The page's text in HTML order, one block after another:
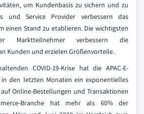
um Kundenbasis zu sichern und zu
und Service Provider verbessern das
einen Stand zu etablieren. Die wichtigsten
Marktteilnehmer verbessern die
Kunden und erzielen Größenvorteile.
COVID-19-Krise hat die APAC-E-
in den letzten Monaten ein exponentielles
Online-Bestellungen und Transaktionen
Branche hat mehr als 60% der